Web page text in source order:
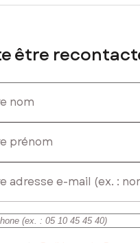
:
être